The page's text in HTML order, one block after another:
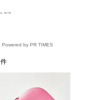
Powered by PR TIMES
件